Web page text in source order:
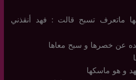
ماتعرف تسبح قالت : فهد أنقذني
عن خصرها و سبح معاها
و هو ماسكها